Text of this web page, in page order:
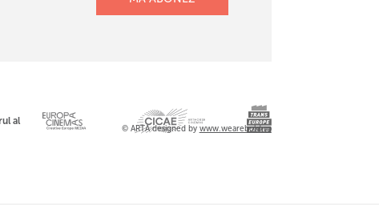
al
© ARTA designed by www.wearebold.ro